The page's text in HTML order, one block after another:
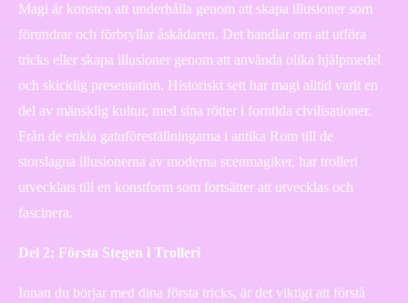
Magi är konsten att underhålla genom att skapa illusioner som
förundrar och förbryllar åskådaren. Det handlar om att utföra
tricks eller skapa illusioner genom att använda olika hjälpmedel
och skicklig presentation. Historiskt sett har magi alltid varit en
del av mänsklig kultur, med sina rötter i forntida civilisationer.
Från de enkla gatuföreställningarna i antika Rom till de
storslagna illusionerna av moderna scenmagiker, har trolleri
utvecklats till en konstform som fortsätter att utvecklas och
fascinera.
Del 2: Första Stegen i Trolleri
Innan du börjar med dina första tricks, är det viktigt att förstå